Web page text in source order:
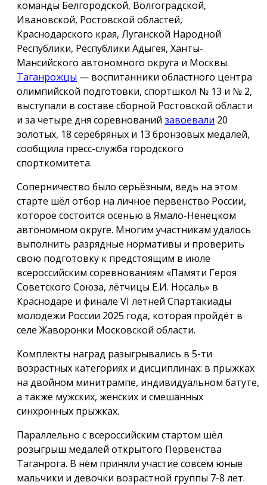
команды Белгородской, Волгоградской,
Ивановской, Ростовской областей,
Краснодарского края, Луганской Народной
Республики, Республики Адыгея, Ханты-
Мансийского автономного округа и Москвы.
Таганрожцы — воспитанники областного центра
олимпийской подготовки, спортшкол № 13 и № 2,
выступали в составе сборной Ростовской области
и за четыре дня соревнований завоевали 20
золотых, 18 серебряных и 13 бронзовых медалей,
сообщила пресс-служба городского
спорткомитета.
Соперничество было серьёзным, ведь на этом
старте шёл отбор на личное первенство России,
которое состоится осенью в Ямало-Ненецком
автономном округе. Многим участникам удалось
выполнить разрядные нормативы и проверить
свою подготовку к предстоящим в июле
всероссийским соревнованиям «Памяти Героя
Советского Союза, лётчицы Е.И. Носаль» в
Краснодаре и финале VI летней Спартакиады
молодежи России 2025 года, которая пройдёт в
селе Жаворонки Московской области.
Комплекты наград разыгрывались в 5-ти
возрастных категориях и дисциплинах: в прыжках
на двойном минитрампе, индивидуальном батуте,
а также мужских, женских и смешанных
синхронных прыжках.
Параллельно с всероссийским стартом шёл
розыгрыш медалей открытого Первенства
Таганрога. В нём приняли участие совсем юные
мальчики и девочки возрастной группы 7-8 лет.